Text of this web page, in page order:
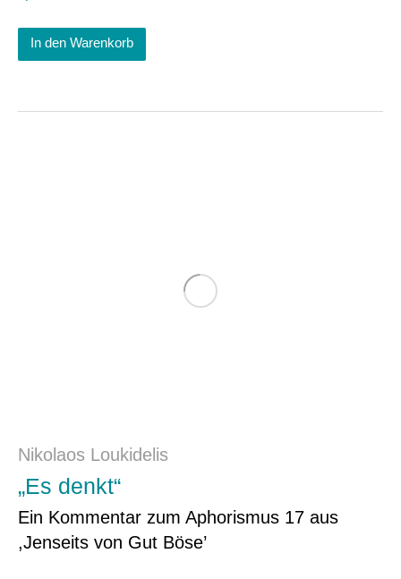
In den Warenkorb
Nikolaos Loukidelis
„Es denkt“
Ein Kommentar zum Aphorismus 17 aus
,Jenseits von Gut Böse’